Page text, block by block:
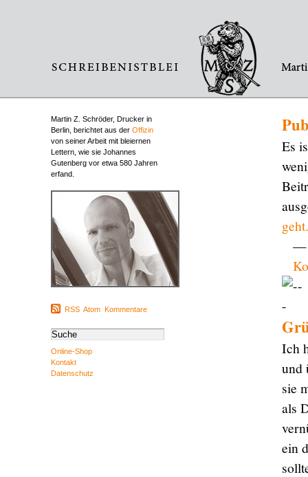
Martin Z. Schröder, Drucker in
Berlin, berichtet aus der Offizin
von seiner Arbeit mit bleiernen
Lettern, wie sie Johannes
Gutenberg vor etwa 580 Jahren
erfand.
RSS Atom Kommentare
Online-Shop
Kontakt
Datenschutz
Es
geht.
—
Ich
und
sie
als
ein